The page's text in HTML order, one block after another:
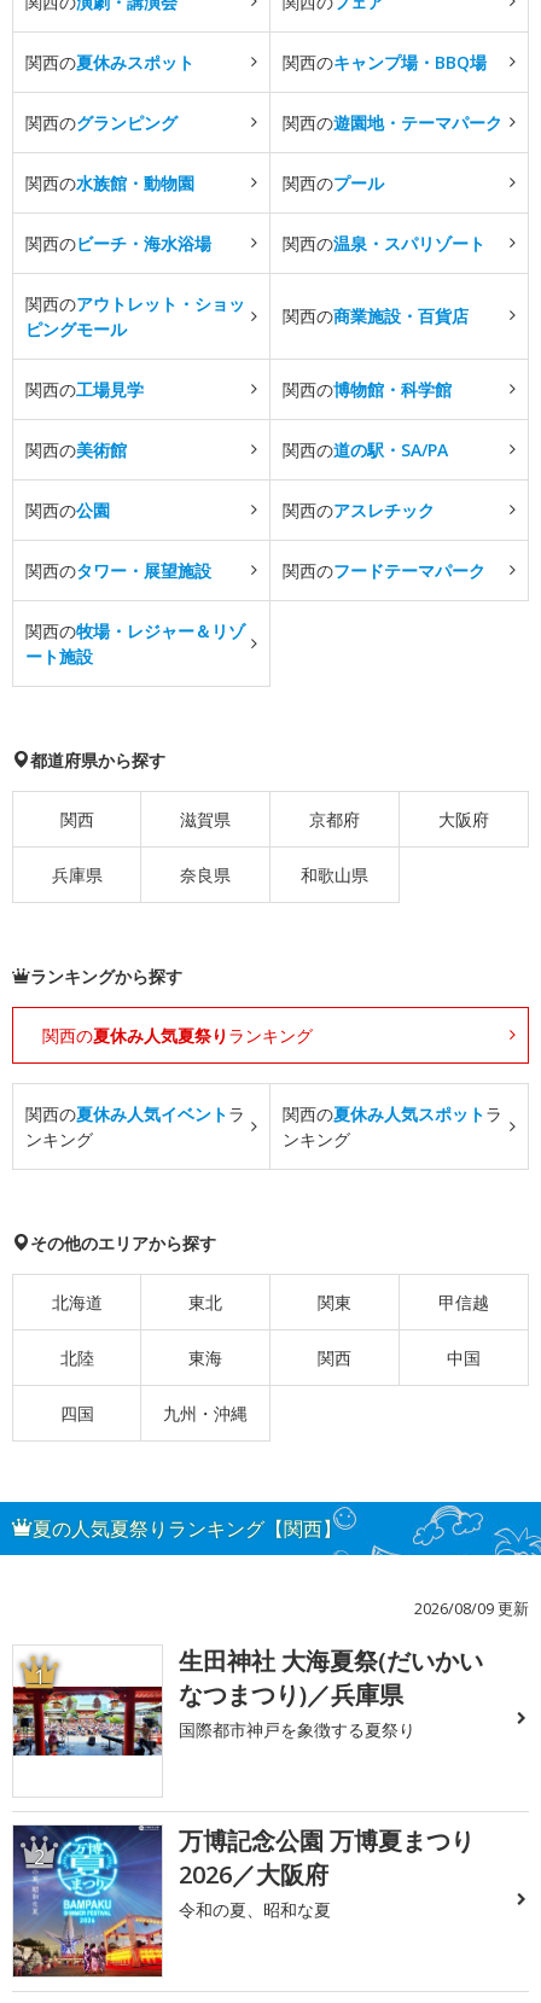
関西の夏休みスポット 関西のキャンプ場・BBQ場
関西のグランピング 関西の遊園地・テーマパーク
関西の水族館・動物園 関西のプール
関西のビーチ・海水浴場 関西の温泉・スパリゾート
関西のアウトレット・ショッ
ピングモール
関西の商業施設・百貨店
関西の工場見学 関西の博物館・科学館
関西の美術館 関西の道の駅・SA/PA
関西の公園 関西のアスレチック
関西のタワー・展望施設 関西のフードテーマパーク
関西の牧場・レジャー＆リゾ
ート施設
都道府県から探す
関西 滋賀県 京都府 大阪府
兵庫県 奈良県 和歌山県
ランキングから探す
関西の夏休み人気夏祭り ランキング
関西の夏休み人気イベントラ
ンキング
関西の夏休み人気スポットラ
ンキング
その他のエリアから探す
北海道 東北 関東 甲信越
北陸 東海 関西 中国
四国 九州・沖縄
夏の人気夏祭りランキング【関西】
2026/08/09 更新
1
生田神社 大海夏祭(だいかい
なつまつり)／兵庫県
国際都市神戸を象徴する夏祭り
2
万博記念公園 万博夏まつり
2026／大阪府
令和の夏、昭和な夏